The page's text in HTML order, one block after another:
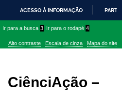
PARA
CONTEÚDO
ACESSO À INFORMAÇÃO
Ir para a busca 3 Ir para o rodapé 4
Alto contraste Escala de cinza Mapa do site
CiênciAção –